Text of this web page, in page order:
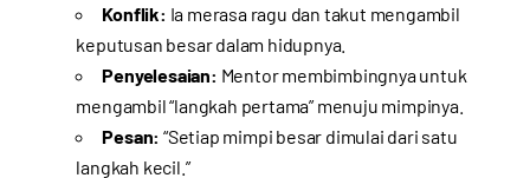
Konflik: Ia merasa ragu dan takut mengambil
keputusan besar dalam hidupnya.
Penyelesaian: Mentor membimbingnya untuk
mengambil “langkah pertama” menuju mimpinya.
Pesan: “Setiap mimpi besar dimulai dari satu
langkah kecil.”